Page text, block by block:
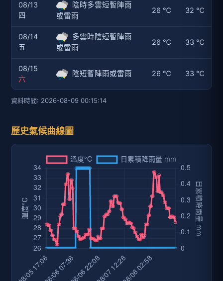
08/13
四
陰時多雲短暫陣雨
或雷雨
26 ℃ 32 ℃
08/14
五
多雲時陰短暫陣雨
或雷雨
26 ℃ 33 ℃
08/15
六
陰短暫陣雨或雷雨 26 ℃ 33 ℃
資料時間: 2026-08-09 00:15:14
歷史氣候曲線圖